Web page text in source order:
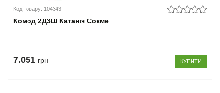
Код товару: 104343
Комод 2Д3Ш Катанія Сокме
7.051 грн КУПИТИ